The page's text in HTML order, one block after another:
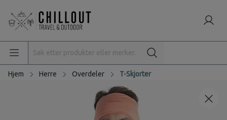
Hjem Herre Overdeler T-Skjorter